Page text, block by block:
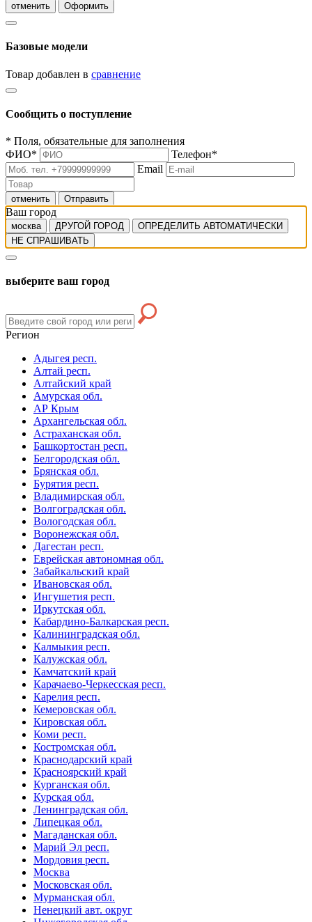
отменить
Оформить
Базовые модели
Товар добавлен в сравнение
Сообщить о поступление
* Поля, обязательные для заполнения
ФИО* Телефон*
Email
отменить Отправить
Ваш город
москва ДРУГОЙ ГОРОД
ОПРЕДЕЛИТЬ АВТОМАТИЧЕСКИ
НЕ СПРАШИВАТЬ
выберите ваш город
Регион
Адыгея респ.
Алтай респ.
Алтайский край
Амурская обл.
АР Крым
Архангельская обл.
Астраханская обл.
Башкортостан респ.
Белгородская обл.
Брянская обл.
Бурятия респ.
Владимирская обл.
Волгоградская обл.
Вологодская обл.
Воронежская обл.
Дагестан респ.
Еврейская автономная обл.
Забайкальский край
Ивановская обл.
Ингушетия респ.
Иркутская обл.
Кабардино-Балкарская респ.
Калининградская обл.
Калмыкия респ.
Калужская обл.
Камчатский край
Карачаево-Черкесская респ.
Карелия респ.
Кемеровская обл.
Кировская обл.
Коми респ.
Костромская обл.
Краснодарский край
Красноярский край
Курганская обл.
Курская обл.
Ленинградская обл.
Липецкая обл.
Магаданская обл.
Марий Эл респ.
Мордовия респ.
Москва
Московская обл.
Мурманская обл.
Ненецкий авт. округ